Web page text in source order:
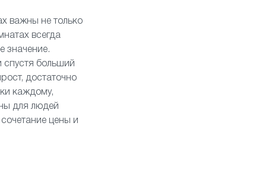
важны не только
всегда
значение.
спустя больший
достаточно
каждому,
для людей
цены и